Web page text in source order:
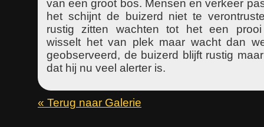
van een groot bos. Mensen en verkeer
het schijnt de buizerd niet te
rustig zitten wachten tot het een
wisselt het van plek maar wacht dan
geobserveerd, de buizerd blijft rustig
dat hij nu veel alerter is.
« Terug naar Galerie